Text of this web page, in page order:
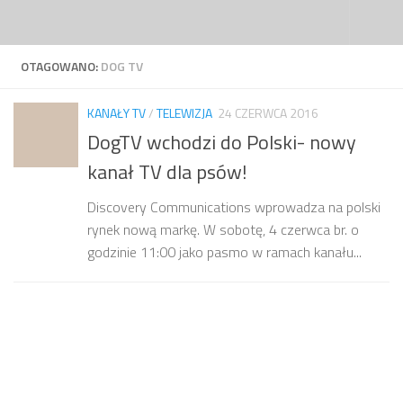
OTAGOWANO:DOG TV
KANAŁY TV/TELEWIZJA 24 CZERWCA 2016
DogTV wchodzi do Polski- nowy
kanał TV dla psów!
Discovery Communications wprowadza na polski
rynek nową markę. W sobotę, 4 czerwca br. o
godzinie 11:00 jako pasmo w ramach kanału...